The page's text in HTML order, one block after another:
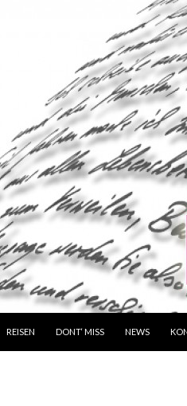
REISEN DONT‘ MISS NEWS